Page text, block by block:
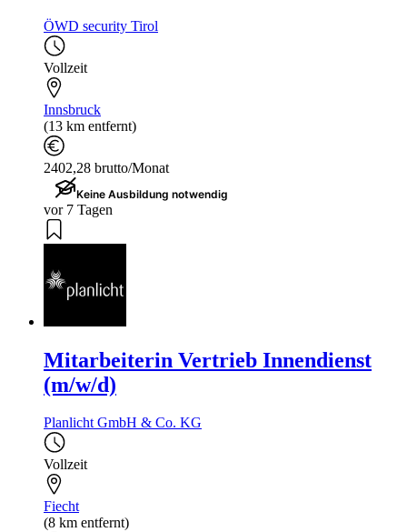
ÖWD security Tirol
Vollzeit
Innsbruck
(13 km entfernt)
2402,28 brutto/Monat
Keine Ausbildung notwendig
vor 7 Tagen
Mitarbeiterin Vertrieb Innendienst
(m/w/d)
Planlicht GmbH & Co. KG
Vollzeit
Fiecht
(8 km entfernt)